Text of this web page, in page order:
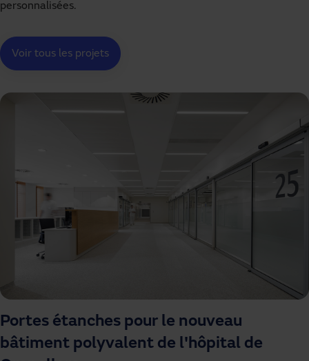
personnalisées.
Voir tous les projets
Portes étanches pour le nouveau
bâtiment polyvalent de l'hôpital de